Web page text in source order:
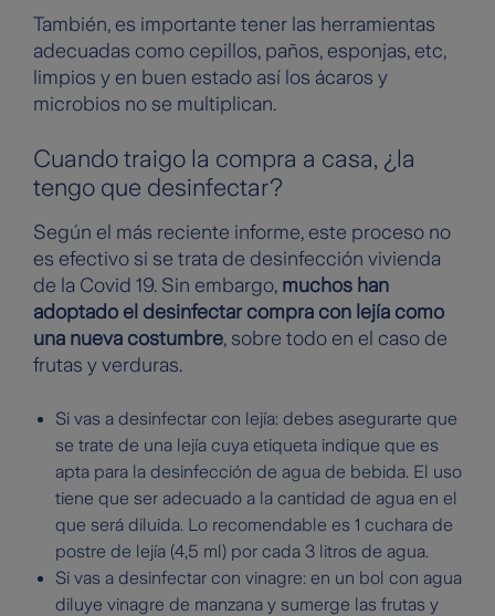
También, es importante tener las herramientas
adecuadas como cepillos, paños, esponjas, etc,
limpios y en buen estado así los ácaros y
microbios no se multiplican.
Cuando traigo la compra a casa, ¿la
tengo que desinfectar?
Según el más reciente informe, este proceso no
es efectivo si se trata de desinfección vivienda
de la Covid 19. Sin embargo, muchos han
adoptado el desinfectar compra con lejía como
una nueva costumbre, sobre todo en el caso de
frutas y verduras.
Si vas a desinfectar con lejía: debes asegurarte que
se trate de una lejía cuya etiqueta indique que es
apta para la desinfección de agua de bebida. El uso
tiene que ser adecuado a la cantidad de agua en el
que será diluida. Lo recomendable es 1 cuchara de
postre de lejía (4,5 ml) por cada 3 litros de agua.
Si vas a desinfectar con vinagre: en un bol con agua
diluye vinagre de manzana y sumerge las frutas y